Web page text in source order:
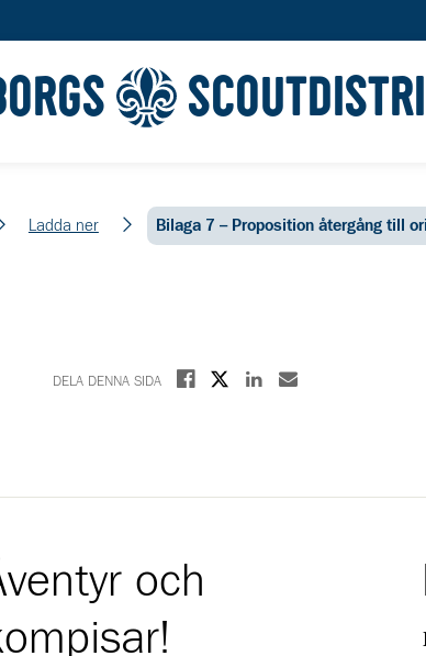
Ladda ner Bilaga 7 – Proposition återgång till
DELA DENNA SIDA Dela på Facebook
Dela på XDela på Linkedin
Dela med E-post
och